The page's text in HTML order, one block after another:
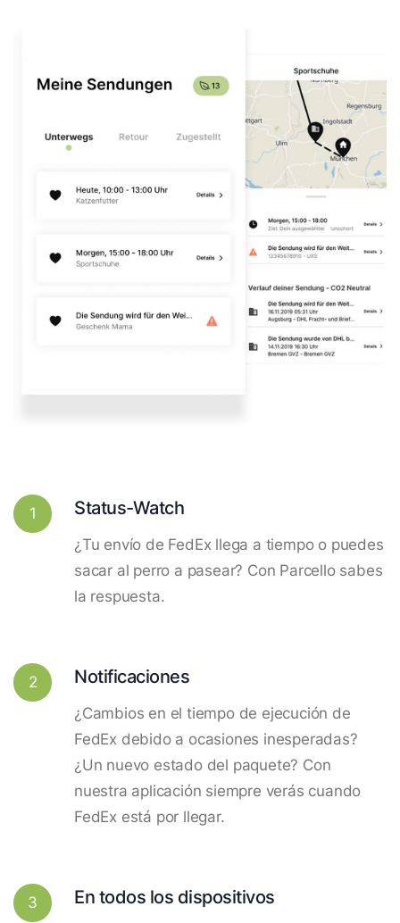
1 Status-Watch
¿Tu envío de FedEx llega a tiempo o puedes
sacar al perro a pasear? Con Parcello sabes
la respuesta.
2 Notificaciones
¿Cambios en el tiempo de ejecución de
FedEx debido a ocasiones inesperadas?
¿Un nuevo estado del paquete? Con
nuestra aplicación siempre verás cuando
FedEx está por llegar.
3 En todos los dispositivos